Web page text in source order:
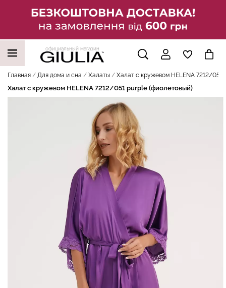
официальный магазин
Главная Для дома и сна Халаты Халат с кружевом HELENA 7212/051
Халат с кружевом HELENA 7212/051 purple (фиолетовый)
НАШИ ТРЕНДОВЫЕ ТОВАРЫ
Бесшовные леггинсы из
микрофибры LEGGINGS
Велосипедки с высокой
талией TRACKS 01
(черный) Giulia